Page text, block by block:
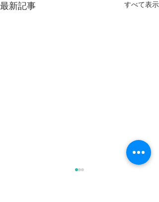
最新記事 すべて表示